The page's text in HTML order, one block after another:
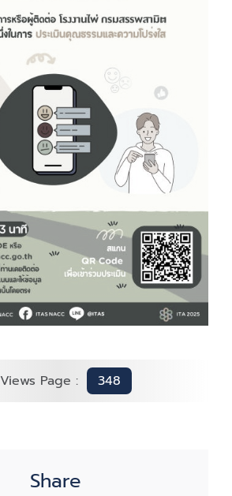
Views Page : 348
Share